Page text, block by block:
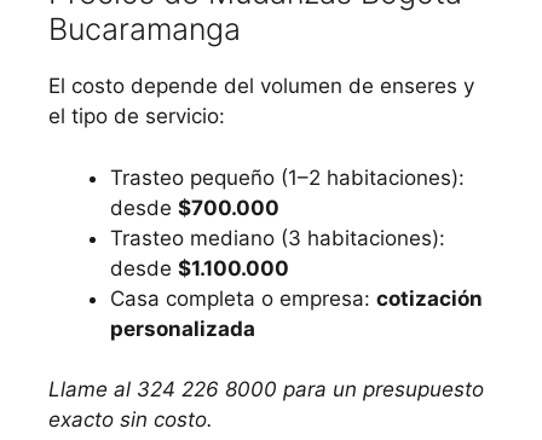
Bucaramanga
El costo depende del volumen de enseres y
el tipo de servicio:
Trasteo pequeño (1–2 habitaciones):
desde $700.000
Trasteo mediano (3 habitaciones):
desde $1.100.000
Casa completa o empresa: cotización
personalizada
Llame al 324 226 8000 para un presupuesto
exacto sin costo.